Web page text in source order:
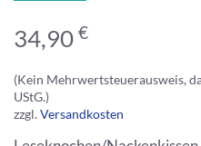
34,90 €
(Kein Mehrwertsteuerausweis,
UStG.)
zzgl.Versandkosten